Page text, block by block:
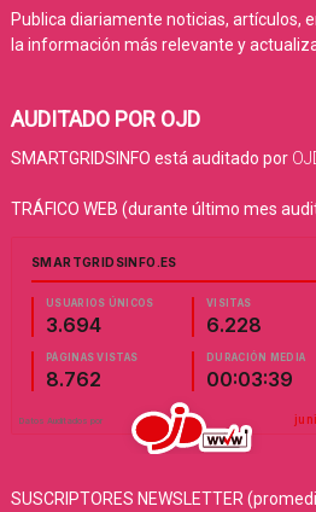
Publica diariamente noticias, artículos,
la información más relevante y
AUDITADO POR OJD
SMARTGRIDSINFO está auditado por
TRÁFICO WEB (durante último mes
SUSCRIPTORES NEWSLETTER